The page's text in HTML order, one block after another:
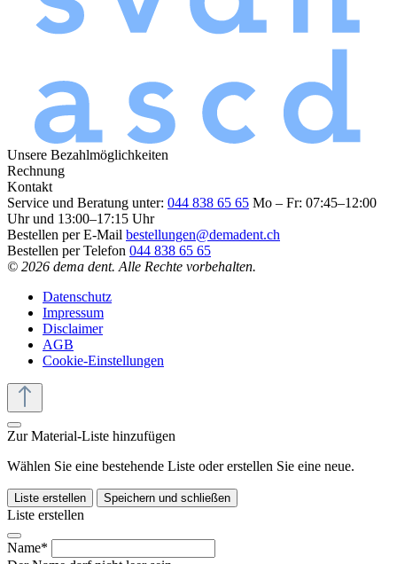
Unsere Bezahlmöglichkeiten
Rechnung
Kontakt
Service und Beratung unter: 044 838 65 65 Mo – Fr: 07:45–12:00
Uhr und 13:00–17:15 Uhr
Bestellen per E-Mail bestellungen@demadent.ch
Bestellen per Telefon 044 838 65 65
© 2026 dema dent. Alle Rechte vorbehalten.
Datenschutz
Impressum
Disclaimer
AGB
Cookie-Einstellungen
Zur Material-Liste hinzufügen
Wählen Sie eine bestehende Liste oder erstellen Sie eine neue.
Liste erstellen Speichern und schließen
Liste erstellen
Name*